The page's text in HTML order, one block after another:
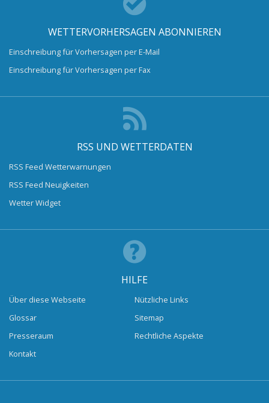
WETTERVORHERSAGEN ABONNIEREN
Einschreibung für Vorhersagen per E-Mail
Einschreibung für Vorhersagen per Fax
RSS UND WETTERDATEN
RSS Feed Wetterwarnungen
RSS Feed Neuigkeiten
Wetter Widget
HILFE
Über diese Webseite
Glossar
Presseraum
Kontakt
Nützliche Links
Sitemap
Rechtliche Aspekte